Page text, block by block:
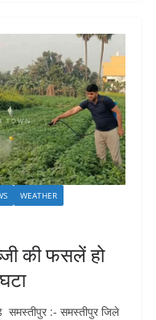
WEATHER
की फसलें हो
समस्तीपुर :- समस्तीपुर जिले